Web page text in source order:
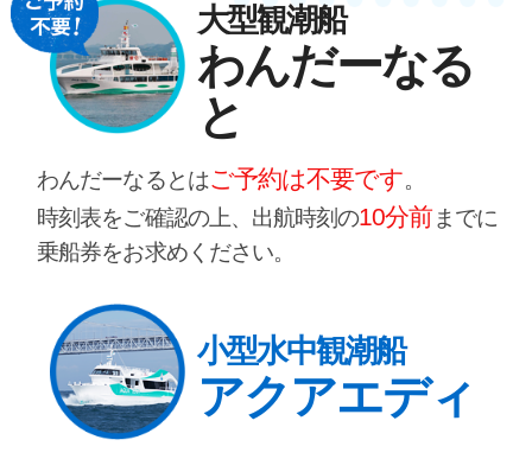
大型観潮船
わんだーなる
と
わんだーなるとはご予約は不要です。
時刻表をご確認の上、出航時刻の10分前 までに
乗船券をお求めください。
小型水中観潮船
アクアエディ